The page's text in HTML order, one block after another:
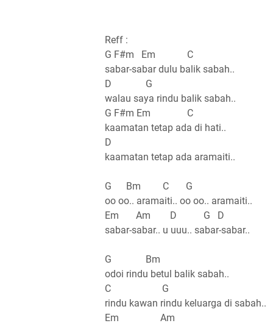
Reff :
G F#m Em C
sabar-sabar dulu balik sabah..
D G
walau saya rindu balik sabah..
G F#m Em C
kaamatan tetap ada di hati..
D
kaamatan tetap ada aramaiti..
G Bm C G
oo oo.. aramaiti.. oo oo.. aramaiti..
Em Am D G D
sabar-sabar.. u uuu.. sabar-sabar..
G Bm
odoi rindu betul balik sabah..
C G
rindu kawan rindu keluarga di sabah..
Em Am